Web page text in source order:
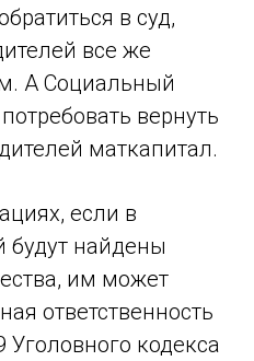
в суд,
все же
А Социальный
вернуть
маткапитал.
если в
будут найдены
им может
ответственность
Уголовного кодекса